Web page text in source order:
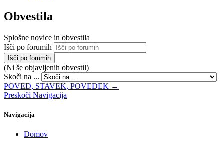
Obvestila
Splošne novice in obvestila
Išči po forumih
Išči po forumih
(Ni še objavljenih obvestil)
Skoči na ...
POVED, STAVEK, POVEDEK →
Preskoči Navigacija
Navigacija
Domov